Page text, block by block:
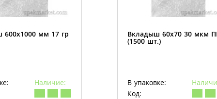
600х1000 мм 17 гр
Наличие:
Вкладыш 60х70 30 мкм
(1500 шт.)
В упаковке:
Код: